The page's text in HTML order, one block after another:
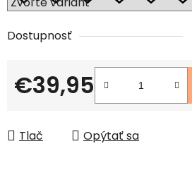
Dostupnosť
€39,95
Jednotková cena:
Tlač Opýtať sa